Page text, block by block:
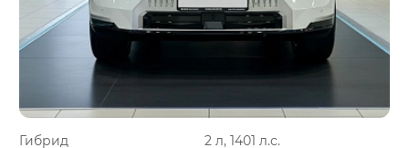
Гибрид 2 л, 1401 л.с.